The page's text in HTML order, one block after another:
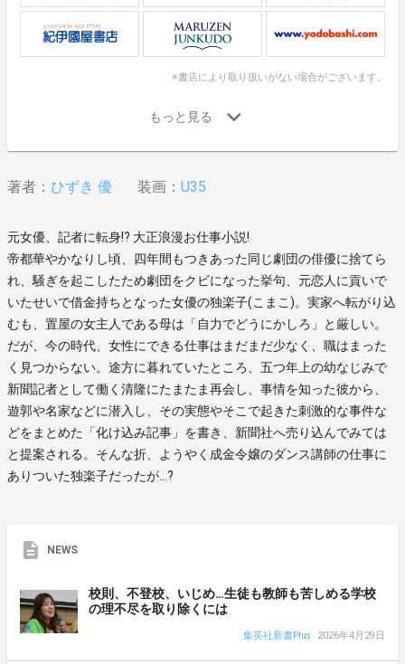
※書店により取り扱いがない場合がございます。
著者： ひずき 優 装画： U35
元女優、記者に転身!? 大正浪漫お仕事小説!
帝都華やかなりし頃、四年間もつきあった同じ劇団の俳優に捨てら
れ、騒ぎを起こしたため劇団をクビになった挙句、元恋人に貢いで
いたせいで借金持ちとなった女優の独楽子(こまこ)。実家へ転がり込
むも、置屋の女主人である母は「自力でどうにかしろ」と厳しい。
だが、今の時代、女性にできる仕事はまだまだ少なく、職はまった
く見つからない。途方に暮れていたところ、五つ年上の幼なじみで
新聞記者として働く清隆にたまたま再会し、事情を知った彼から、
遊郭や名家などに潜入し、その実態やそこで起きた刺激的な事件な
どをまとめた「化け込み記事」を書き、新聞社へ売り込んでみては
と提案される。そんな折、ようやく成金令嬢のダンス講師の仕事に
ありついた独楽子だったが…?
NEWS
校則、不登校、いじめ…生徒も教師も苦しめる学校
の理不尽を取り除くには
集英社新書Plus 2026年4月29日